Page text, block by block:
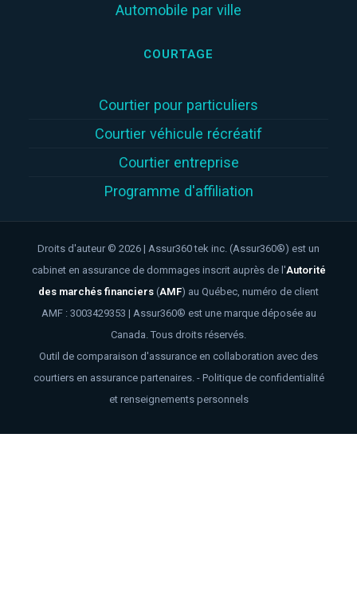
Automobile par ville
COURTAGE
Courtier pour particuliers
Courtier véhicule récréatif
Courtier entreprise
Programme d'affiliation
Droits d'auteur © 2026 | Assur360 tek inc. (Assur360®) est un
cabinet en assurance de dommages inscrit auprès de l'Autorité
des marchés financiers (AMF) au Québec, numéro de client
AMF : 3003429353 | Assur360® est une marque déposée au
Canada. Tous droits réservés.
Outil de comparaison d'assurance en collaboration avec des
courtiers en assurance partenaires. - Politique de confidentialité
et renseignements personnels